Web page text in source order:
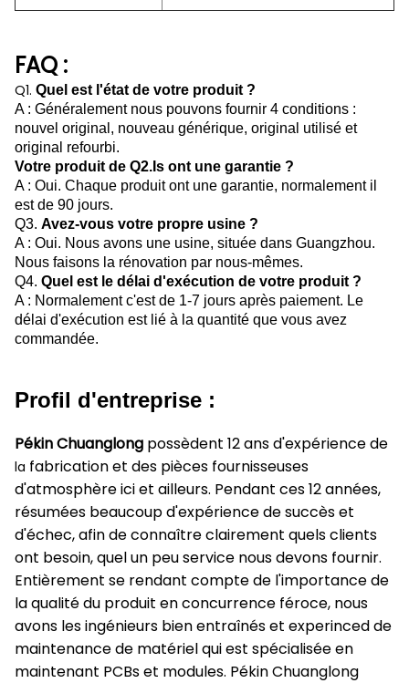
FAQ :
Q1. Quel est l'état de votre produit ?
A : Généralement nous pouvons fournir 4 conditions :
nouvel original, nouveau générique, original utilisé et
original refourbi.
Votre produit de Q2.Is ont une garantie ?
A : Oui. Chaque produit ont une garantie, normalement il
est de 90 jours.
Q3. Avez-vous votre propre usine ?
A : Oui. Nous avons une usine, située dans Guangzhou.
Nous faisons la rénovation par nous-mêmes.
Q4. Quel est le délai d'exécution de votre produit ?
A : Normalement c'est de 1-7 jours après paiement. Le
délai d'exécution est lié à la quantité que vous avez
commandée.
Profil d'entreprise :
Pékin Chuanglong possèdent 12 ans d'expérience de
la fabrication et des pièces fournisseuses
d'atmosphère ici et ailleurs. Pendant ces 12 années,
résumées beaucoup d'expérience de succès et
d'échec, afin de connaître clairement quels clients
ont besoin, quel un peu service nous devons fournir.
Entièrement se rendant compte de l'importance de
la qualité du produit en concurrence féroce, nous
avons les ingénieurs bien entraînés et experinced de
maintenance de matériel qui est spécialisée en
maintenant PCBs et modules. Pékin Chuanglong